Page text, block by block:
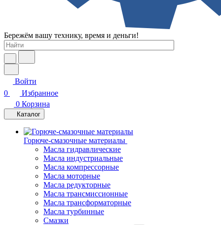
Бережём вашу технику, время и деньги!
Войти
0
Избранное
0 Корзина
Каталог
Горюче-смазочные материалы
Масла гидравлические
Масла индустриальные
Масла компрессорные
Масла моторные
Масла редукторные
Масла трансмиссионные
Масла трансформаторные
Масла турбинные
Смазки